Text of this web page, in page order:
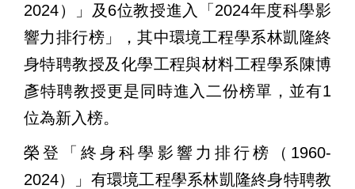
2024）」及 6位教授進入「 2024年度科學影
響力排行榜」，其中環境工程學系林凱隆終
身特聘教授及化學工程與材料工程學系陳博
彥特聘教授更是同時進入二份榜單，並有1
位為新入榜。
榮登「終身科學影響力排行榜（ 1960-
2024）」有環境工程學系林凱隆終身特聘教